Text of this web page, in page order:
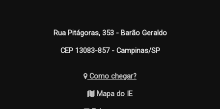
Rua Pitágoras, 353 - Barão Geraldo
CEP 13083-857 - Campinas/SP
Como chegar?
Mapa do IE